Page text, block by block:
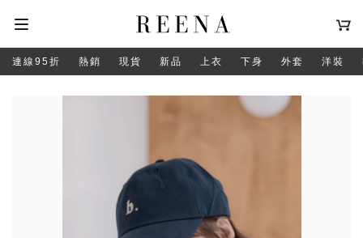
連線95折 熱銷 現貨 新品 上衣 下身 外套 洋裝